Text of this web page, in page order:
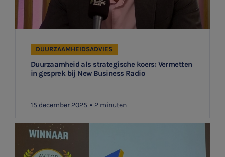
Duurzaamheid als strategische koers: Vermetten
in gesprek bij New Business Radio
DUURZAAMHEIDSADVIES
15 december 2025 2 minuten